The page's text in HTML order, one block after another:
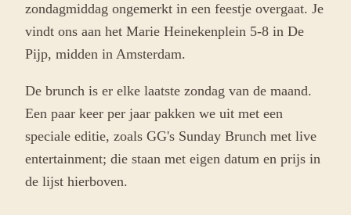
zondagmiddag ongemerkt in een feestje overgaat. Je
vindt ons aan het Marie Heinekenplein 5-8 in De
Pijp, midden in Amsterdam.
De brunch is er elke laatste zondag van de maand.
Een paar keer per jaar pakken we uit met een
speciale editie, zoals GG's Sunday Brunch met live
entertainment; die staan met eigen datum en prijs in
de lijst hierboven.